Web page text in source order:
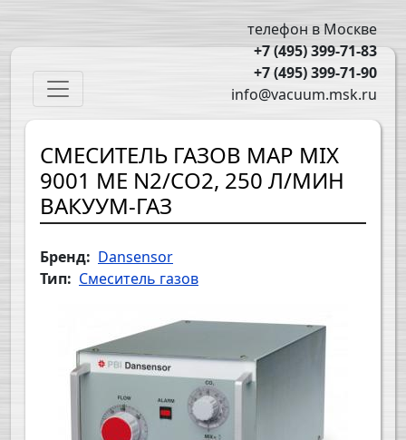
телефон в Москве
+7 (495) 399-71-83
+7 (495) 399-71-90
info@vacuum.msk.ru
Main navigation
СМЕСИТЕЛЬ ГАЗОВ MAP MIX
9001 ME N2/CO2, 250 Л/МИН
ВАКУУМ-ГАЗ
Бренд
Dansensor
Тип
Смеситель газов